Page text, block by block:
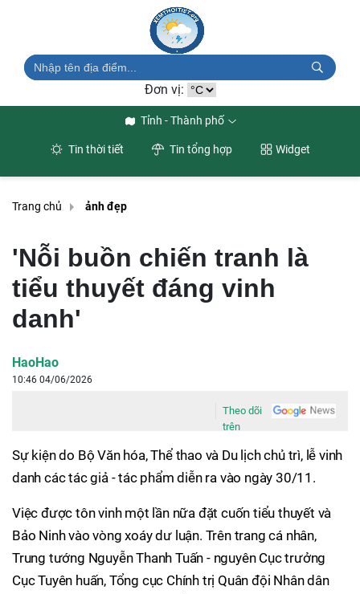
Đơn vị:
Tỉnh - Thành phố
Tin thời tiết Tin tổng hợp Widget
Trang chủ ảnh đẹp
'Nỗi buồn chiến tranh là
tiểu thuyết đáng vinh
danh'
HaoHao
10:46 04/06/2026
Theo dõi
trên
Sự kiện do Bộ Văn hóa, Thể thao và Du lịch chủ trì, lễ vinh
danh các tác giả - tác phẩm diễn ra vào ngày 30/11.
Việc được tôn vinh một lần nữa đặt cuốn tiểu thuyết và
Bảo Ninh vào vòng xoáy dư luận. Trên trang cá nhân,
Trung tướng Nguyễn Thanh Tuấn - nguyên Cục trưởng
Cục Tuyên huấn, Tổng cục Chính trị Quân đội Nhân dân